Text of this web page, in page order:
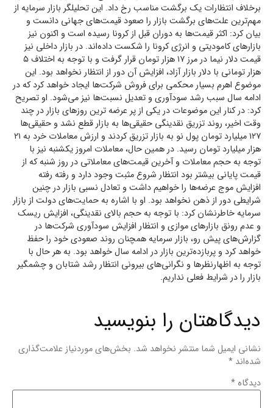
برخلاف انتظارات یک برگشت مناسب رخ داد. این تحلیلگر بازار سرمایه از
مهم‌ترین علت‌های برگشت بازار را صعود قیمت‌های جهانی دانست و
بیان کرد: اکثر قیمت‌ها به دوران قبل از کرونا رسیده است و اکنون نیز
بازارهای کامودیتی و انرژی کرونا را شکست داده‌اند. در بازار داخلی نیز
قیمت دلار نیما در مرز ۱۷ هزار تومان قرار گرفت و با توجه به اختلاف ۵
هزار تومانی با دلار بازار آزاد، افزایش آن دور از انتظار نخواهد بود. این
موضوع اهرم بسیار محکمی برای فروش شرکت‌ها ایجاد خواهد کرد که در
ادامه سال سبب رشد سودآوری و تعدیل نسبت‌ها نیز می‌شود. او تصریح
کرد: در کنار این موضوعات در یکی از پر عرضه ترین روزهای بازار در چند
وقت اخیر، روند تزریق نقدینگی حقیقی‌ها به بازار قطع نشد و حقیقی‌ها
۱۲۷ میلیارد تومان پول نو به بازار تزریق کردند و ارزش معاملات خرد به ۲۱
هزار میلیارد تومان رسید. در همین حال، معاملات امروز یکشنبه نیز با
توجه به حجم معاملات و آخرین قیمت‌های معاملاتی در روز شنبه که از
قیمت پایانی بیشتر بود انتظار شروع مثبت وجود دارد و رفته رفته
افزایش موج عرضه‌ها را خواهیم داشت و تعادل نسبی بازار در چنین
شرایطی دور از ذهن نخواهد بود. او با اشاره به حمایت‌های دولت از بازار
سرمایه خاطرنشان کرد: با توجه به حجم بالای نقدینگی، افزایش ریسک
و عدم رونق بازارهای موازی و انتظار افزایش سودآوری شرکت‌ها در
گزارش‌های پیش رو، بازار سرمایه همچنان روند صعودی خود را حفظ
خواهد کرد و پر‌بازده‌ترین بازار در ادامه سال خواهد بود. به هر حال با
توجه به اظهار‌نظر‌ها و نگرانی‌های بیرونی انتظار رشد شتابان و چشمگیر
بازار را در شرایط فعلی نداریم.
دیدگاهتان را بنویسید
نشانی ایمیل شما منتشر نخواهد شد. بخش‌های موردنیاز علامت‌گذاری
شده‌اند *
دیدگاه *